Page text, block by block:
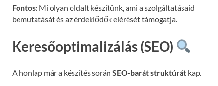
Fontos: Mi olyan oldalt készítünk, ami a szolgáltatásaid
bemutatását és az érdeklődők elérését támogatja.
Keresőoptimalizálás (SEO)
A honlap már a készítés során SEO-barát struktúrát kap.